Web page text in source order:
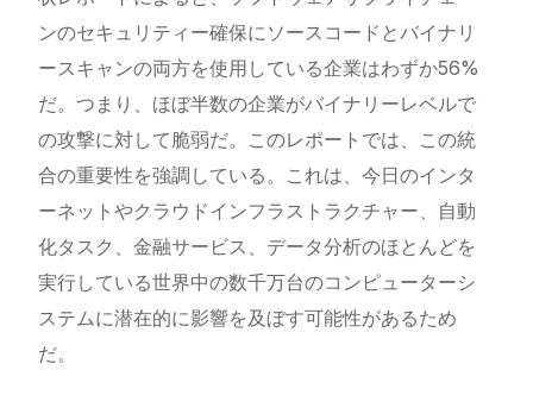
ンのセキュリティー確保にソースコードとバイナリ
ースキャンの両方を使用している企業はわずか56%
だ。つまり、ほぼ半数の企業がバイナリーレベルで
の攻撃に対して脆弱だ。このレポートでは、この統
合の重要性を強調している。これは、今日のインタ
ーネットやクラウドインフラストラクチャー、自動
化タスク、金融サービス、データ分析のほとんどを
実行している世界中の数千万台のコンピューターシ
ステムに潜在的に影響を及ぼす可能性があるため
だ。